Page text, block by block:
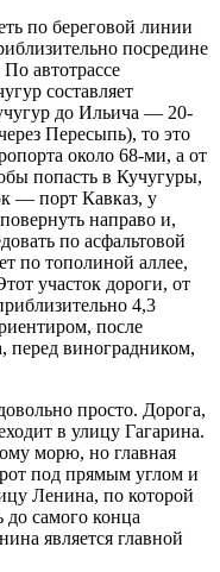
по береговой линии
посредине
автотрассе
составляет
до Ильича — 20-
Пересыпь), то это
около 68-ми, а от
попасть в Кучугуры,
— порт Кавказ, у
направо и,
по асфальтовой
по тополиной аллее,
участок дороги, от
4,3
после
перед виноградником,
просто. Дорога,
в улицу Гагарина.
морю, но главная
под прямым углом и
Ленина, по которой
до самого конца
является главной